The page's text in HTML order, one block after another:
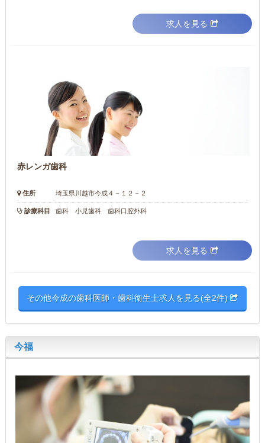
求人を見る
赤レンガ歯科
住所 埼玉県川越市今成４－１２－２
診療科目 歯科 小児歯科 歯科口腔外科
求人を見る
その他今成の歯科医師・歯科衛生士求人を見る(全2件)
今福